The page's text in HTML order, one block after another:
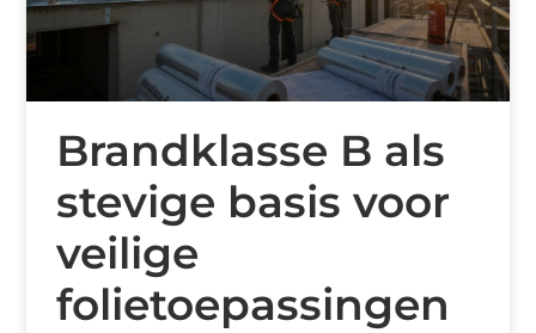
Brandklasse B als
stevige basis voor
veilige
folietoepassingen